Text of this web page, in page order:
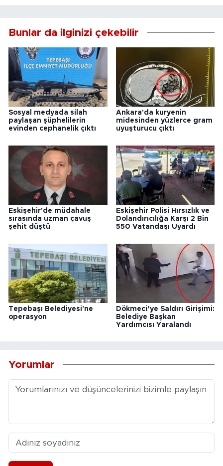
Bunlar da ilginizi çekebilir
Sosyal medyada silah
paylaşan şüphelilerin
evinden cephanelik çıktı
Ankara'da kuryenin
midesinden yüzlerce gram
uyuşturucu çıktı
Eskişehir'de müdahale
sırasında uzman çavuş
şehit düştü
Eskişehir Polisi Hırsızlık ve
Dolandırıcılığa Karşı 2 Bin
550 Vatandaşı Uyardı
Tepebaşı Belediyesi'ne
operasyon
Dökmeci’ye Saldırı Girişimi:
Belediye Başkan
Yardımcısı Yaralandı
Yorumlar